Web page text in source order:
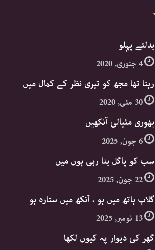
بدلتے پہلو
4 جنوری, 2020
رہنا تھا مجھ کو تیری نظر کے کمال میں
30 مئی, 2020
بھوری مٹیالی آنکھیں
6 جون, 2025
سب کو پاگل بنا رہی ہوں میں
22 جون, 2025
گلاب ہاتھ میں ہو ، آنکھ میں ستارہ ہو
13 نومبر, 2025
گھر کی دیوار پہ کیوں لکھا